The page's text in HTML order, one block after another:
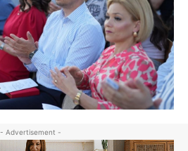
- Advertisement -